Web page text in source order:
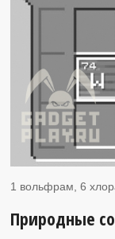
1 вольфрам, 6
Природные